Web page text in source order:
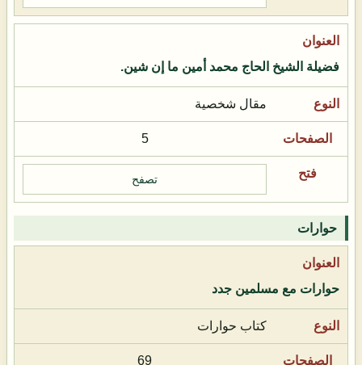
فضيلة الشيخ الحاج محمد أمين ما إن شين.
مقال شخصية
5
تصفح
حوارات
حوارات مع مسلمين جدد
كتاب حوارات
69